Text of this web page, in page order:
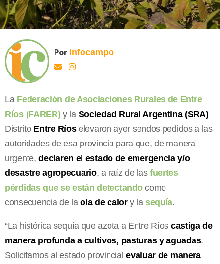
Por Infocampo
La Federación de Asociaciones Rurales de Entre
Ríos (FARER) y la Sociedad Rural Argentina (SRA)
Distrito Entre Ríoselevaron ayer sendos pedidos a las
autoridades de esa provincia para que, de manera
urgente,declaren el estado de emergencia y/o
desastre agropecuario, a raíz de las fuertes
pérdidas que se están detectandocomo
consecuencia de laola de calory la sequía.
“La histórica sequía que azota a Entre Ríos castiga de
manera profunda a cultivos, pasturas y aguadas.
Solicitamos al estado provincialevaluar de manera